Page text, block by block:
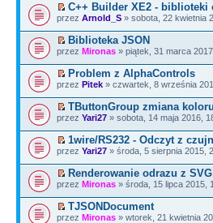
C++ Builder XE2 - biblioteki
przez Arnold_S » sobota, 22 kwietnia
Biblioteka JSON
przez Mironas » piątek, 31 marca
Problem z AlphaControls
przez Pitek » czwartek, 8 września
TButtonGroup zmiana
przez Yari27 » sobota, 14 maja 2016,
1wire/RS232 - Odczyt z
przez Yari27 » środa, 5 sierpnia 2015,
Renderowanie odrazu z SVG
przez Mironas » środa, 15 lipca 2015,
TJSONDocument
przez Mironas » wtorek, 21 kwietnia